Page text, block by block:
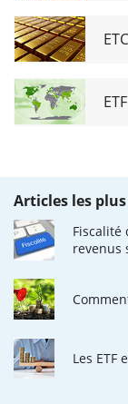
Articles les
Fiscalité
revenus
Les ETF